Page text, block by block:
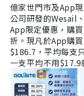
億家世門市及App
公司研發的Wesail
App限定優惠，購
折。現凡於App購
$186.7，平均每支
一支平均不用$17.9